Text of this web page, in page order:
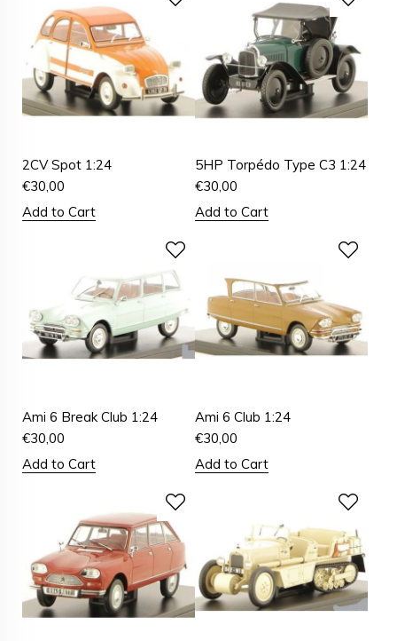
2CV Spot 1:24
€30,00
Add to Cart
5HP Torpédo Type C3 1:24
€30,00
Add to Cart
Ami 6 Break Club 1:24
€30,00
Add to Cart
Ami 6 Club 1:24
€30,00
Add to Cart